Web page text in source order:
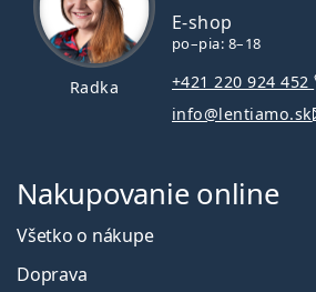
Radka
E-shop
po–pia: 8–18
+421 220 924 452
info@lentiamo.sk
Nakupovanie online
Všetko o nákupe
Doprava